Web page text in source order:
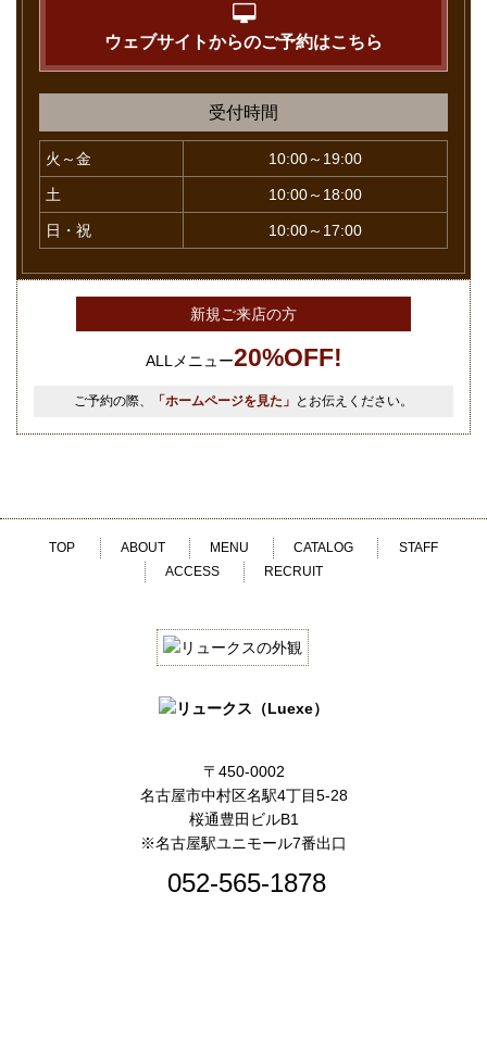
ウェブサイトからのご予約はこちら
受付時間
火～金 10:00～19:00
土 10:00～18:00
日・祝 10:00～17:00
新規ご来店の方
ALLメニュー20%OFF!
ご予約の際、 「ホームページを見た」 とお伝えください。
TOP ABOUT MENU CATALOG
STAFF
ACCESS
RECRUIT
〒450-0002
名古屋市中村区名駅4丁目5-28
桜通豊田ビルB1
※名古屋駅ユニモール7番出口
052-565-1878